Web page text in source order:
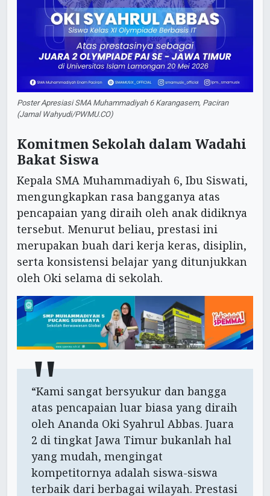
Poster Apresiasi SMA Muhammadiyah 6 Karangasem, Paciran
(Jamal Wahyudi/PWMU.CO)
Komitmen Sekolah dalam Wadahi
Bakat Siswa
Kepala SMA Muhammadiyah 6, Ibu Siswati,
mengungkapkan rasa bangganya atas
pencapaian yang diraih oleh anak didiknya
tersebut. Menurut beliau, prestasi ini
merupakan buah dari kerja keras, disiplin,
serta konsistensi belajar yang ditunjukkan
oleh Oki selama di sekolah.
“Kami sangat bersyukur dan bangga
atas pencapaian luar biasa yang diraih
oleh Ananda Oki Syahrul Abbas. Juara
2 di tingkat Jawa Timur bukanlah hal
yang mudah, mengingat
kompetitornya adalah siswa-siswa
terbaik dari berbagai wilayah. Prestasi